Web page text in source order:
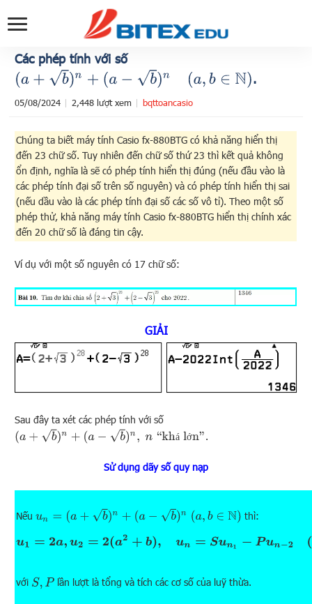
Các phép tính với số
(a+b) n+(a− b)n (a, b∈ N ) .
05/08/2024 2,448 lượt xem bqttoancasio
Chúng ta biết máy tính Casio fx-880BTG có khả năng hiển thị
đến 23 chữ số. Tuy nhiên đến chữ số thứ 23 thì kết quả không
ổn định, nghĩa là sẽ có phép tính hiển thị đúng (nếu đầu vào là
các phép tính đại số trên số nguyên) và có phép tính hiển thị sai
(nếu dầu vào là các phép tính đại số các số vô tỉ). Theo một số
phép thử, khả năng máy tính Casio fx-880BTG hiển thị chính xác
đến 20 chữ số là đáng tin cậy.
Ví dụ với một số nguyên có 17 chữ số:
GIẢI
Sau đây ta xét các phép tính với số
á ớ
(a+b) n +(a− b)n , n “khá lớn” .
Sử dụng dãy số quy nạp
Nếuun =(a +b) n+ (a−b)n (a b∈ N) thì:
u1 =2a,u2 =2 (a2+ ,un= Sun1−Pu −2 n⩾3)
với S,P lần lượt là tổng và tích các cơ số của luỹ thừa.